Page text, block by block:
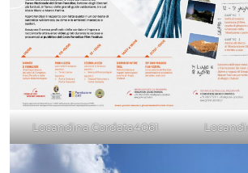
Locandina Cordata4061